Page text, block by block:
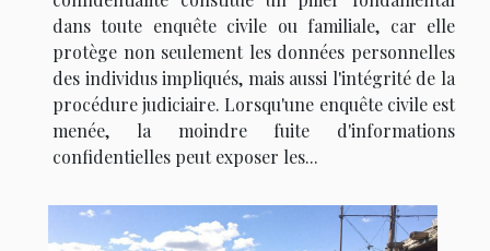
dans toute enquête civile ou familiale, car elle
protège non seulement les données personnelles
des individus impliqués, mais aussi l'intégrité de la
procédure judiciaire. Lorsqu'une enquête civile est
menée, la moindre fuite d'informations
confidentielles peut exposer les...